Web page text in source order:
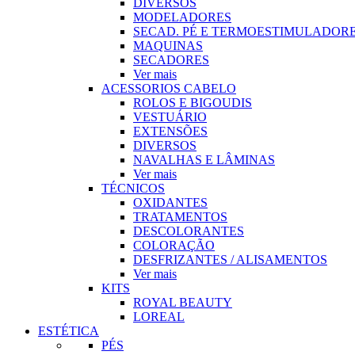
MODELADORES
SECAD. PÉ E
MAQUINAS
SECADORES
Ver mais
ACESSORIOS CABELO
ROLOS E BIGOUDIS
VESTUÁRIO
EXTENSÕES
DIVERSOS
NAVALHAS E LÂMINAS
Ver mais
TÉCNICOS
OXIDANTES
TRATAMENTOS
DESCOLORANTES
COLORAÇÃO
DESFRIZANTES / ALISAMENTOS
Ver mais
KITS
ROYAL BEAUTY
LOREAL
ESTÉTICA
PÉS